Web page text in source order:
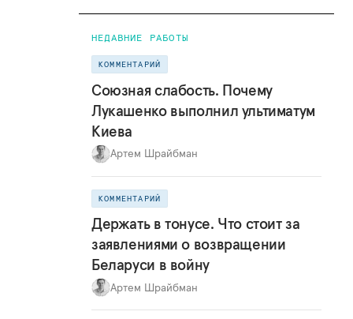
НЕДАВНИЕ РАБОТЫ
КОММЕНТАРИЙ
Союзная слабость. Почему
Лукашенко выполнил ультиматум
Киева
Артем Шрайбман
КОММЕНТАРИЙ
Держать в тонусе. Что стоит за
заявлениями о возвращении
Беларуси в войну
Артем Шрайбман